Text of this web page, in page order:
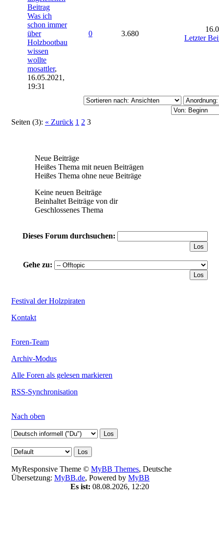
Was ich
schon immer
über
Holzbootbau
wissen
wollte
mosattler,
16.05.2021,
19:31
0 3.680
Letzter
Seiten (3): « Zurück 1 2 3
Neue Beiträge
Heißes Thema mit neuen Beiträgen
Heißes Thema ohne neue Beiträge
Keine neuen Beiträge
Beinhaltet Beiträge von dir
Geschlossenes Thema
Dieses Forum durchsuchen:
Gehe zu:
Festival der Holzpiraten
Kontakt
Foren-Team
Archiv-Modus
Alle Foren als gelesen markieren
RSS-Synchronisation
Nach oben
MyResponsive Theme © MyBB Themes, Deutsche
Übersetzung: MyBB.de, Powered by MyBB
Es ist: 08.08.2026, 12:20